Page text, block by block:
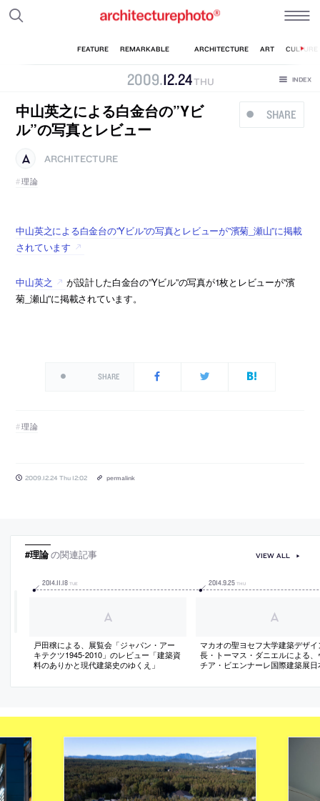
2009.12.24THU
SHARE
中山英之による白金台の”Yビ
ル”の写真とレビュー
ARCHITECTURE
理論
中山英之による白金台の”Yビル”の写真とレビューが”濱菊_瀬山”に掲載
されています
中山英之
が設計した白金台の”Yビル”の写真が1枚とレビューが”濱
菊_瀬山”に掲載されています。
SHARE
理論
2009.12.24 Thu 12:02 permalink
#理論の関連記事
2014.11 18 TUE
戸田穣による、展覧会「ジャパン・アー
キテクツ1945-2010」のレビュー「建築資
料のありかと現代建築史のゆくえ」
2014.9.25 THU
マカオの聖ヨセフ大学建築デザイ
長・トーマス・ダニエルによる、
チア・ビエンナーレ国際建築展日
VIEW ALL